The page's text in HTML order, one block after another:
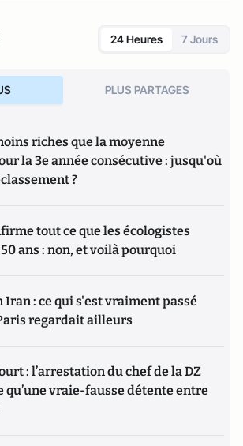
24 Heures 7 Jours
PLUS PARTAGES
riches que la moyenne
la 3e année consécutive : jusqu'où
?
tout ce que les écologistes
ans : non, et voilà pourquoi
Iran : ce qui s'est vraiment passé
regardait ailleurs
: l’arrestation du chef de la DZ
qu’une vraie-fausse détente entre